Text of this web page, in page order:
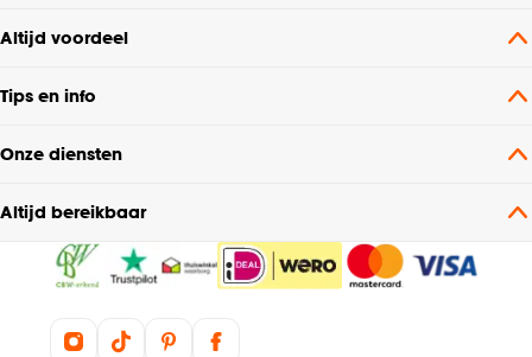
Altijd voordeel
Tips en info
Onze diensten
Altijd bereikbaar